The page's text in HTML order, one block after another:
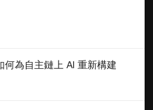
何為自主鏈上 AI 重新構建